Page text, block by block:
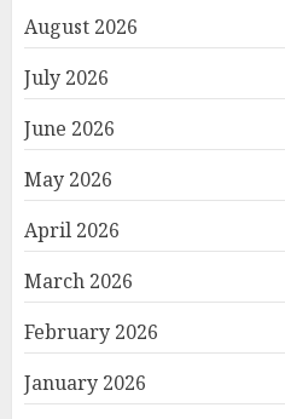
August 2026
July 2026
June 2026
May 2026
April 2026
March 2026
February 2026
January 2026